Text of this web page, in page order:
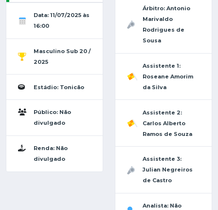
Data: 11/07/2025 às
16:00
Masculino Sub 20 /
2025
Estádio: Tonicão
Público: Não
divulgado
Renda: Não
divulgado
Árbitro: Antonio
Marivaldo
Rodrigues de
Sousa
Assistente 1:
Roseane Amorim
da Silva
Assistente 2:
Carlos Alberto
Ramos de Souza
Assistente 3:
Julian Negreiros
de Castro
Analista: Não